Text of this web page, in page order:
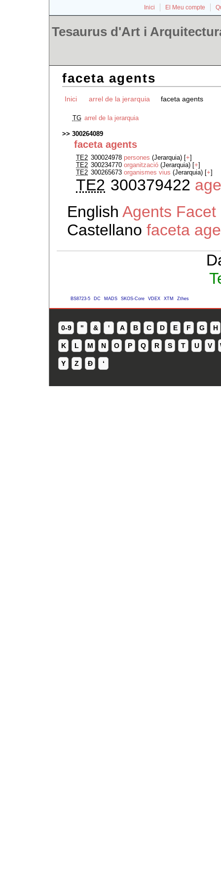
Inici El Meu compte
Tesaurus d'Art i
faceta agents
Inici arrel de la jerarquia faceta agents
TG arrel de la jerarquia
300264089
faceta agents
TE2 300024978 persones(Jerarquia) [+]
TE2 300234770organització(Jerarquia) [+]
TE2 300265673organismes vius(Jerarquia) [+]
TE2 300379422
English Agents Facet
Castellano faceta
BS8723-5 DC MADS SKOS-Core VDEX XTM Zthes
0-9 " & ' A B C D E F G H
K L M N O P Q R S T U V
Y Z Ð ʻ